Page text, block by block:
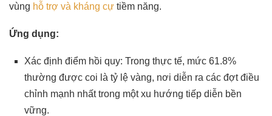
vùng hỗ trợ và kháng cự tiềm năng.
Ứng dụng:
Xác định điểm hồi quy: Trong thực tế, mức 61.8%
thường được coi là tỷ lệ vàng, nơi diễn ra các đợt điều
chỉnh mạnh nhất trong một xu hướng tiếp diễn bền
vững.